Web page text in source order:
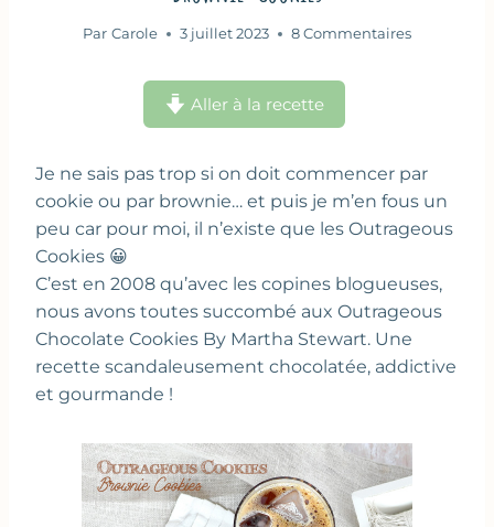
Par Carole 3 juillet 2023 8 Commentaires
Aller à la recette
Je ne sais pas trop si on doit commencer par
cookie ou par brownie… et puis je m’en fous un
peu car pour moi, il n’existe que les Outrageous
Cookies 😀
C’est en 2008 qu’avec les copines blogueuses,
nous avons toutes succombé aux Outrageous
Chocolate Cookies By Martha Stewart. Une
recette scandaleusement chocolatée, addictive
et gourmande !